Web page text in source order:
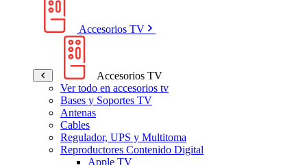
Accesorios TV
Accesorios TV
Ver todo en accesorios tv
Bases y Soportes TV
Antenas
Cables
Regulador, UPS y Multitoma
Reproductores Contenido Digital
Apple TV